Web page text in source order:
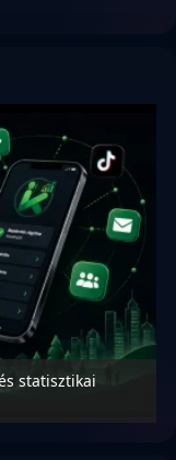
statisztikai